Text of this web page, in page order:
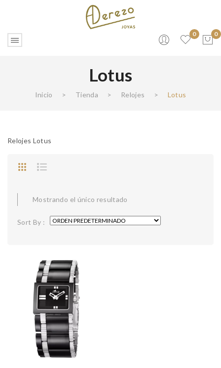
0
No products in the cart.
0
Lotus
Inicio > Tienda > Relojes > Lotus
Relojes Lotus
Mostrando el único resultado
Sort By :